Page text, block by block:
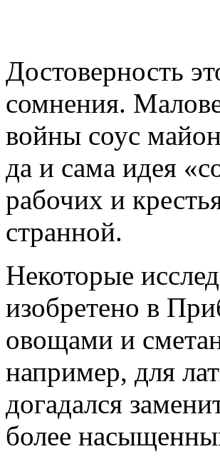
Достоверность
сомнения.
войны соус
да и сама идея
рабочих и
странной.
Некоторые
изобретено в
овощами и
например, для
догадался
более